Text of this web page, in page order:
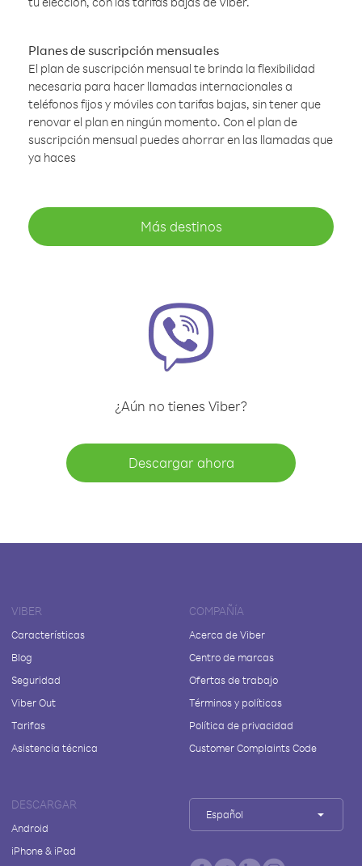
Planes de suscripción mensuales
El plan de suscripción mensual te brinda la flexibilidad
necesaria para hacer llamadas internacionales a
teléfonos fijos y móviles con tarifas bajas, sin tener que
renovar el plan en ningún momento. Con el plan de
suscripción mensual puedes ahorrar en las llamadas que
ya haces
Más destinos
¿Aún no tienes Viber?
Descargar ahora
VIBER
Características
Blog
Seguridad
Viber Out
Tarifas
Asistencia técnica
COMPAÑÍA
Acerca de Viber
Centro de marcas
Ofertas de trabajo
Términos y políticas
Política de privacidad
Customer Complaints Code
DESCARGAR
Android
iPhone & iPad
Español